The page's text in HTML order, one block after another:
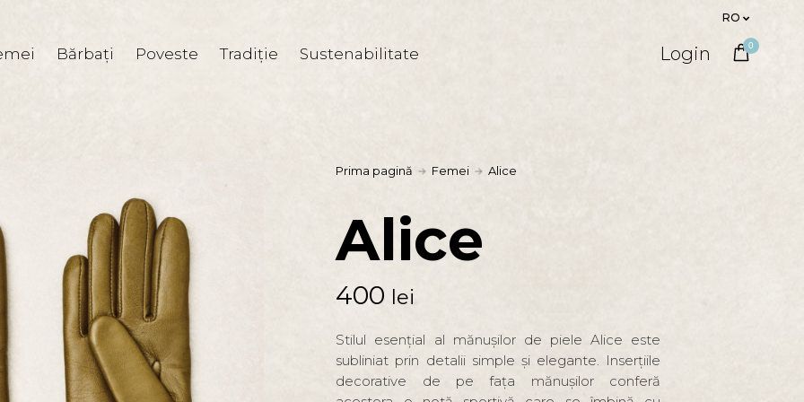
Login 0
Bărbaţi Poveste Tradiție Sustenabilitate
RO
Prima pagină Femei Alice
Alice
400 lei
Stilul esențial al mănușilor de piele Alice este
subliniat prin detalii simple și elegante. Inserțiile
decorative de pe fața mănușilor conferă